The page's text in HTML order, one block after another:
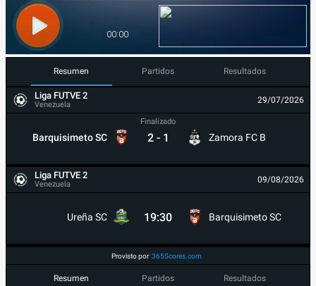
Resumen Partidos Resultados
Liga FUTVE 2
Venezuela 29/07/2026
Barquisimeto SC
Finalizado
2 - 1 Zamora FC B
Liga FUTVE 2
Venezuela 09/08/2026
Ureña SC 19:30 Barquisimeto SC
Provisto por 365Scores.com
Resumen Partidos Resultados